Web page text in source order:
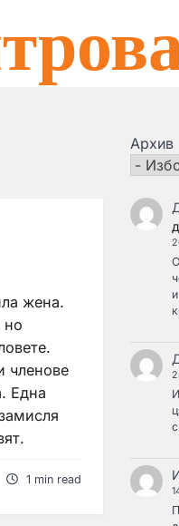
жена.
но
членове
Една
1 min read
Архив